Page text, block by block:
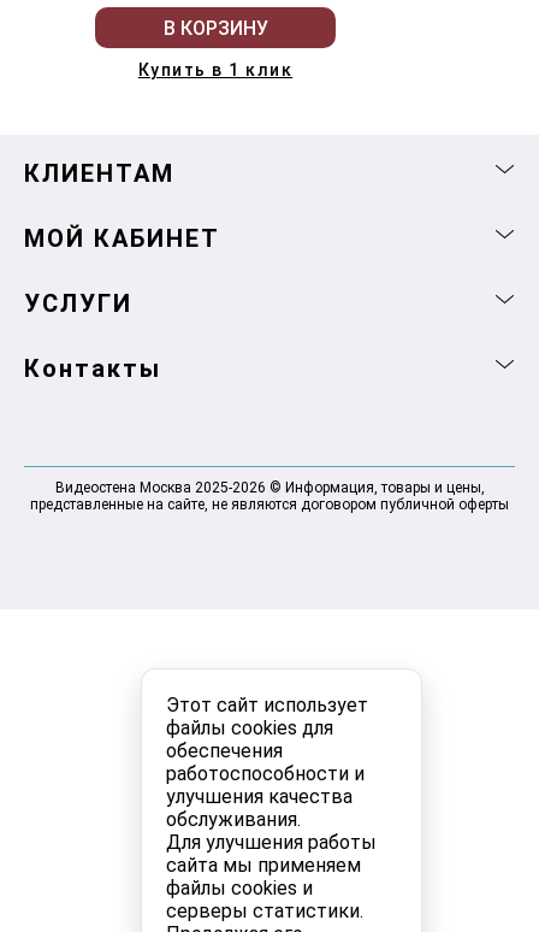
Этот сайт использует
файлы cookies для
обеспечения
работоспособности и
улучшения качества
обслуживания.
Для улучшения работы
сайта мы применяем
файлы cookies и
серверы статистики.
В КОРЗИНУ
Купить в 1 клик
КЛИЕНТАМ
МОЙ КАБИНЕТ
УСЛУГИ
Контакты
Видеостена Москва 2025-2026 © Информация, товары и цены,
представленные на сайте, не являются договором публичной оферты